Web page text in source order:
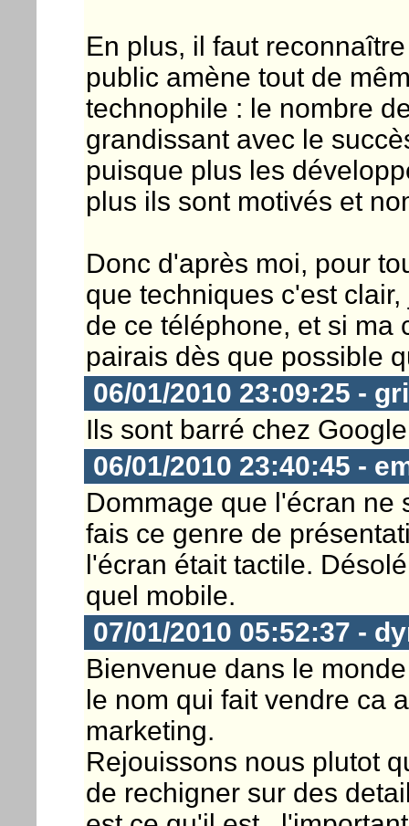
En plus, il faut
public amène tout de
technophile : le nombre
grandissant avec le
puisque plus les
plus ils sont motivés et
Donc d'après moi, pour
que techniques c'est
de ce téléphone, et si ma
pairais dès que possible
06/01/2010 23:09:25 -
Ils sont barré chez
06/01/2010 23:40:45 -
Dommage que l'écran ne
fais ce genre de
l'écran était tactile.
quel mobile.
07/01/2010 05:52:37 -
Bienvenue dans le
le nom qui fait vendre ca
marketing.
Rejouissons nous plutot
de rechigner sur des